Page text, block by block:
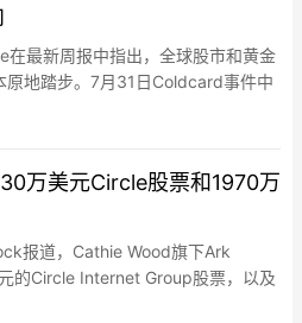
最新周报中指出，全球股市和黄金
原地踏步。7月31日Coldcard事件中
）在25分钟内被盗，链上活动持续
币在三天内激增至约11.9万枚，约
过“…万美元Circle股票和1970万
报道，Cathie Wood旗下Ark
的Circle Internet Group股票，以及
。Circle股价当日微涨0.05%至